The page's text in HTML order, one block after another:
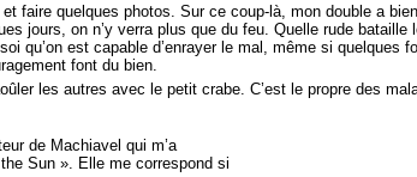
quelques photos. Sur ce coup-là, mon double a
jours, on n’y verra plus que du feu. Quelle rude
qu’on est capable d’enrayer le mal, même si quelques
font du bien.
les autres avec le petit crabe. C’est le propre des
de Machiavel qui m’a
Sun ». Elle me correspond si